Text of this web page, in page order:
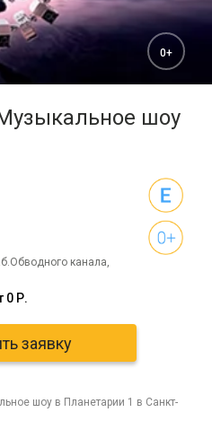
шоу
0+
канала,
0 Р.
заявку